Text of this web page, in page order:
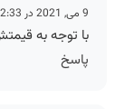
9 می, 2021 در 2:33 ب.ظ
با توجه به
پاسخ